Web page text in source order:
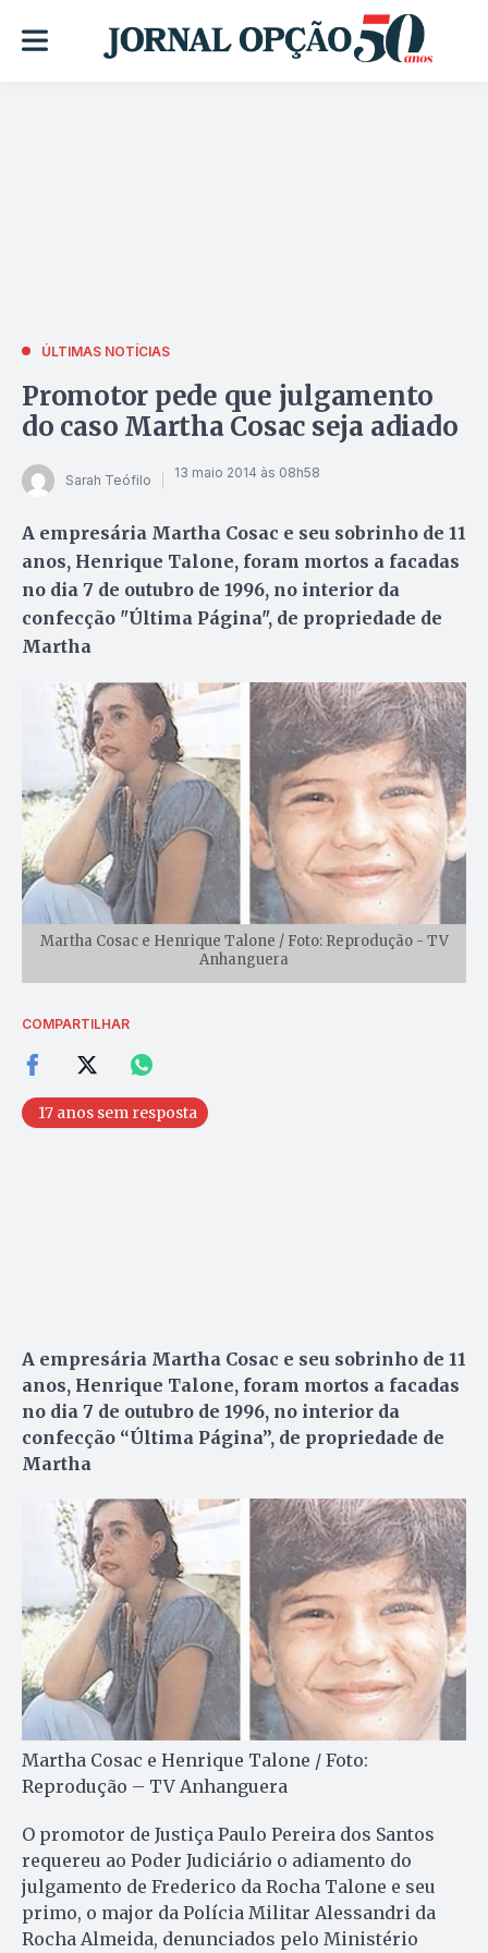
ÚLTIMAS NOTÍCIAS
Promotor pede que julgamento
do caso Martha Cosac seja adiado
Sarah Teófilo 13 maio 2014 às 08h58
A empresária Martha Cosac e seu sobrinho de 11
anos, Henrique Talone, foram mortos a facadas
no dia 7 de outubro de 1996, no interior da
confecção "Última Página", de propriedade de
Martha
Martha Cosac e Henrique Talone / Foto: Reprodução - TV
Anhanguera
COMPARTILHAR
17 anos sem resposta
A empresária Martha Cosac e seu sobrinho de 11
anos, Henrique Talone, foram mortos a facadas
no dia 7 de outubro de 1996, no interior da
confecção “Última Página”, de propriedade de
Martha
Martha Cosac e Henrique Talone / Foto:
Reprodução – TV Anhanguera
O promotor de Justiça Paulo Pereira dos Santos
requereu ao Poder Judiciário o adiamento do
julgamento de Frederico da Rocha Talone e seu
primo, o major da Polícia Militar Alessandri da
Rocha Almeida, denunciados pelo Ministério